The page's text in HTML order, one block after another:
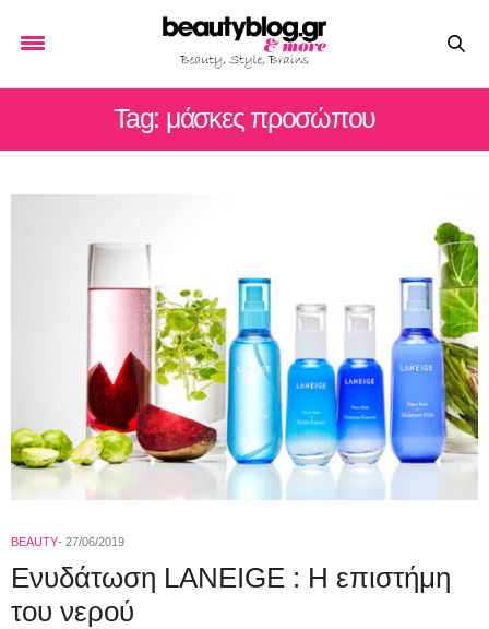
Tag: μάσκες προσώπου
BEAUTY 27/06/2019
Ενυδάτωση LANEIGE : H επιστήμη
του νερού